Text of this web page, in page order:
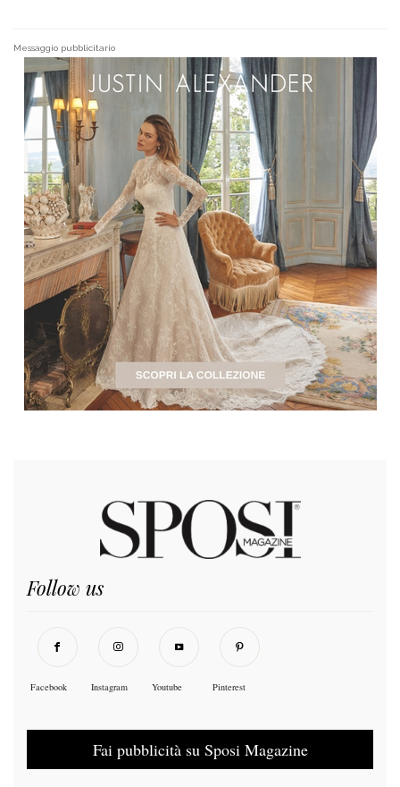
Messaggio pubblicitario
Follow us
Facebook Instagram Youtube Pinterest
Fai pubblicità su Sposi Magazine